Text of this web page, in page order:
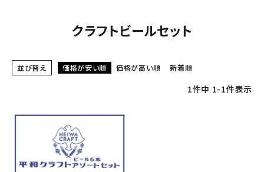
クラフトビールセット
並び替え 価格が安い順 価格が高い順 新着順
1件中 1-1件表示